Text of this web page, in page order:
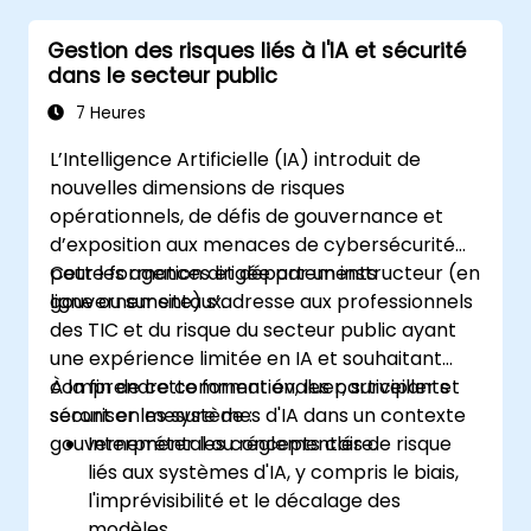
Gestion des risques liés à l'IA et sécurité
dans le secteur public
7 Heures
L’Intelligence Artificielle (IA) introduit de
nouvelles dimensions de risques
opérationnels, de défis de gouvernance et
d’exposition aux menaces de cybersécurité
pour les agences et départements
gouvernementaux.
Cette formation dirigée par un instructeur (en
ligne ou sur site) s’adresse aux professionnels
des TIC et du risque du secteur public ayant
une expérience limitée en IA et souhaitant
comprendre comment évaluer, surveiller et
sécuriser les systèmes d'IA dans un contexte
gouvernemental ou réglementaire.
À la fin de cette formation, les participants
seront en mesure de :
Interpréter les concepts clés de risque
liés aux systèmes d'IA, y compris le biais,
l'imprévisibilité et le décalage des